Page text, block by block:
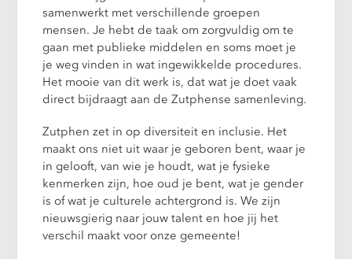
samenwerkt met verschillende groepen
mensen. Je hebt de taak om zorgvuldig om te
gaan met publieke middelen en soms moet je
je weg vinden in wat ingewikkelde procedures.
Het mooie van dit werk is, dat wat je doet vaak
direct bijdraagt aan de Zutphense samenleving.
Zutphen zet in op diversiteit en inclusie. Het
maakt ons niet uit waar je geboren bent, waar je
in gelooft, van wie je houdt, wat je fysieke
kenmerken zijn, hoe oud je bent, wat je gender
is of wat je culturele achtergrond is. We zijn
nieuwsgierig naar jouw talent en hoe jij het
verschil maakt voor onze gemeente!